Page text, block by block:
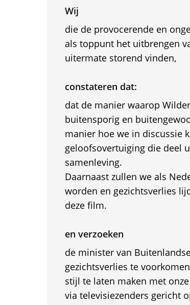
Wij
die de provocerende en
als toppunt het uitbrengen
uitermate storend vinden,
constateren dat:
dat de manier waarop
buitensporig en
manier hoe we in discussie
geloofsovertuiging die deel
samenleving.
Daarnaast zullen we als
worden en gezichtsverlies
deze film.
en verzoeken
de minister van
gezichtsverlies te
stijl te laten maken met
via televisiezenders gericht